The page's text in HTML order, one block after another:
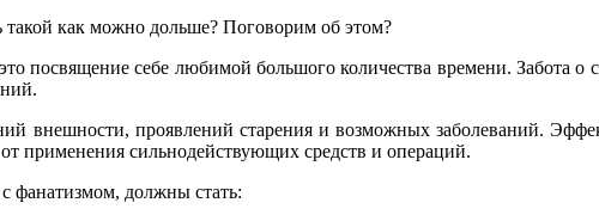
как можно дольше? Поговорим об этом?
посвящение себе любимой большого количества времени. Забота о
внешности, проявлений старения и возможных заболеваний.
применения сильнодействующих средств и операций.
фанатизмом, должны стать: